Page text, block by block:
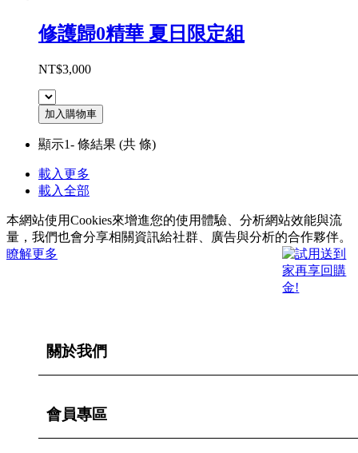
修護歸0精華 夏日限定組
NT$3,000
加入購物車
顯示1- 條結果 (共 條)
載入更多
載入全部
本網站使用Cookies來增進您的使用體驗、分析網站效能與流
量，我們也會分享相關資訊給社群、廣告與分析的合作夥伴。
瞭解更多
關於我們
會員專區